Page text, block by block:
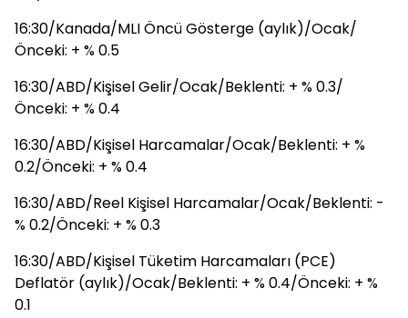
16:30/Kanada/MLI Öncü Gösterge (aylık)/Ocak/
Önceki: + % 0.5
16:30/ABD/Kişisel Gelir/Ocak/Beklenti: + % 0.3/
Önceki: + % 0.4
16:30/ABD/Kişisel Harcamalar/Ocak/Beklenti: + %
0.2/Önceki: + % 0.4
16:30/ABD/Reel Kişisel Harcamalar/Ocak/Beklenti: -
% 0.2/Önceki: + % 0.3
16:30/ABD/Kişisel Tüketim Harcamaları (PCE)
Deflatör (aylık)/Ocak/Beklenti: + % 0.4/Önceki: + %
0.1